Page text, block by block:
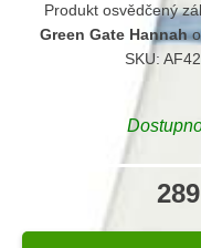
Produkt osvědčený
Green Gate Hannah
SKU: